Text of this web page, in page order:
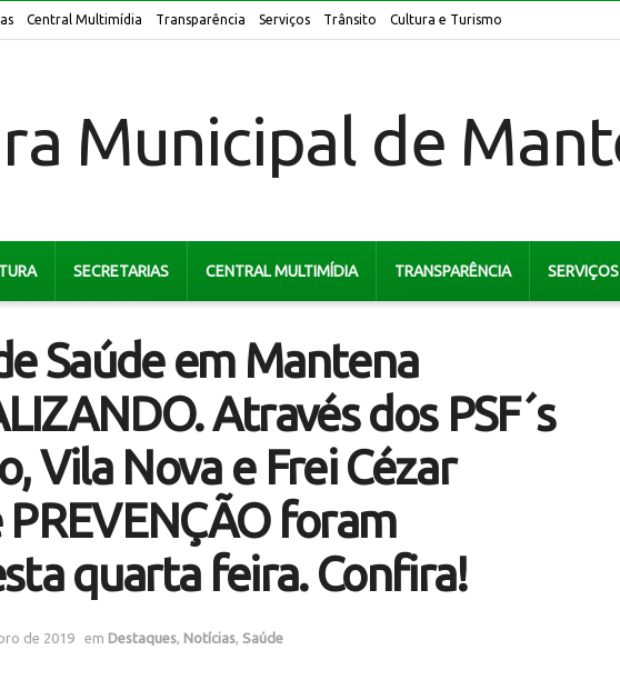
Central Multimídia Transparência Serviços Trânsito Cultura e Turismo
SECRETARIAS CENTRAL MULTIMÍDIA TRANSPARÊNCIA SERVIÇOS
Saúde em Mantena
Através dos PSF´s
Vila Nova e Frei Cézar
foram
quarta feira. Confira!
de 2019 em Destaques Notícias Saúde